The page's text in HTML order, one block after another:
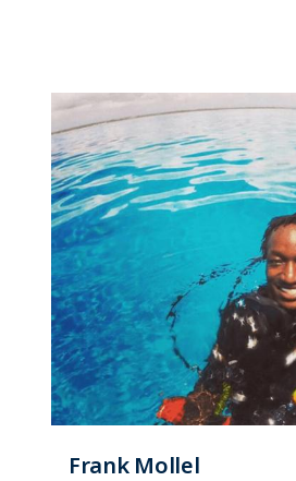
Frank Mollel